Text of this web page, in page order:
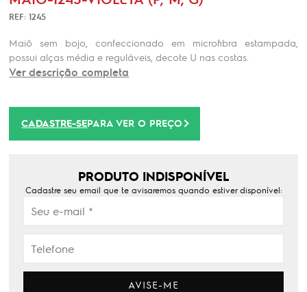
REF: 1245
Maiô sem bojo, confeccionado em microfibra estampada,
possui alças média e reguláveis, decote U nas costas.
Ver descrição completa
CADASTRE-SEPARA VER O PREÇO
PRODUTO INDISPONÍVEL
Cadastre seu email que te avisaremos quando estiver disponível:
AVISE-ME